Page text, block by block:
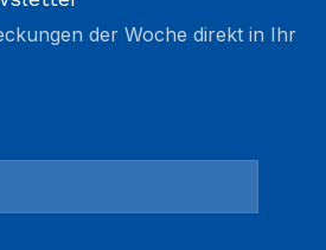
der Woche direkt in Ihr